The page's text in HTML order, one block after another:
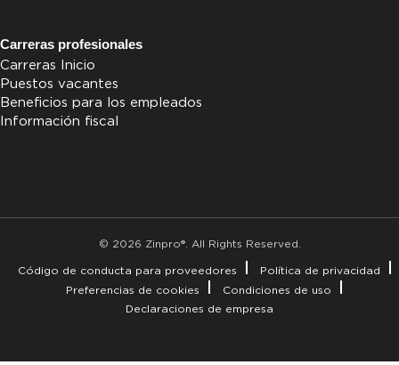
Carreras profesionales
Carreras Inicio
Puestos vacantes
Beneficios para los empleados
Información fiscal
© 2026 Zinpro®. All Rights Reserved.
Código de conducta para proveedores
Política de privacidad
Preferencias de cookies
Condiciones de uso
Declaraciones de empresa